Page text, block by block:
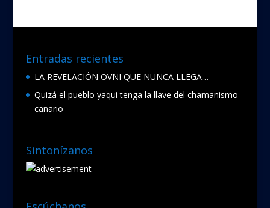
Entradas recientes
LA REVELACIÓN OVNI QUE NUNCA LLEGA…
Quizá el pueblo yaqui tenga la llave del chamanismo
canario
Sintonízanos